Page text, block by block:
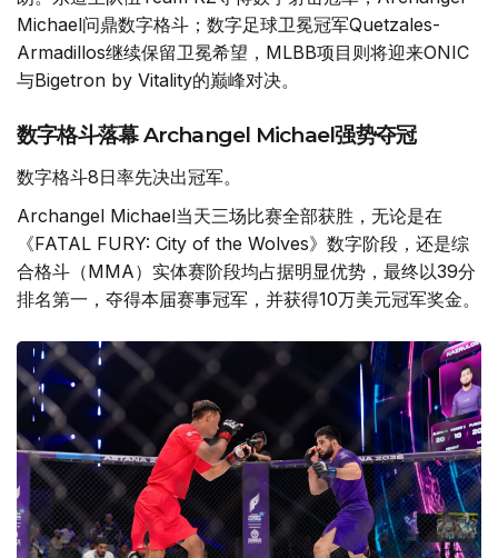
Michael问鼎数字格斗；数字足球卫冕冠军Quetzales-
Armadillos继续保留卫冕希望，MLBB项目则将迎来ONIC
与Bigetron by Vitality的巅峰对决。
数字格斗落幕 Archangel Michael强势夺冠
数字格斗8日率先决出冠军。
Archangel Michael当天三场比赛全部获胜，无论是在
《FATAL FURY: City of the Wolves》数字阶段，还是综
合格斗（MMA）实体赛阶段均占据明显优势，最终以39分
排名第一，夺得本届赛事冠军，并获得10万美元冠军奖金。